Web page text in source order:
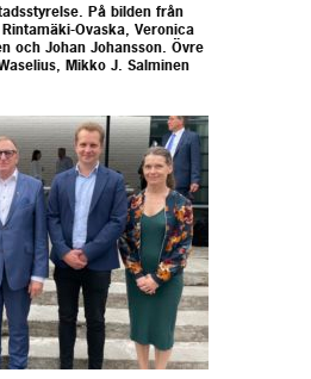
På bilden från
Ovaska, Veronica
och Johan Johansson. Övre
Mikko J. Salminen